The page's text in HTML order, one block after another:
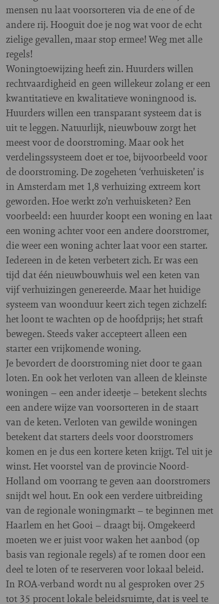
mensen nu laat voorsorteren via de ene of de
andere rij. Hooguit doe je nog wat voor de echt
zielige gevallen, maar stop ermee! Weg met alle
regels!
Woningtoewijzing heeft zin. Huurders willen
rechtvaardigheid en geen willekeur zolang er een
kwantitatieve en kwalitatieve woningnood is.
Huurders willen een transparant systeem dat is
uit te leggen. Natuurlijk, nieuwbouw zorgt het
meest voor de doorstroming. Maar ook het
verdelingssysteem doet er toe, bijvoorbeeld voor
de doorstroming. De zogeheten ‘verhuisketen’ is
in Amsterdam met 1,8 verhuizing extreem kort
geworden. Hoe werkt zo’n verhuisketen? Een
voorbeeld: een huurder koopt een woning en laat
een woning achter voor een andere doorstromer,
die weer een woning achter laat voor een starter.
Iedereen in de keten verbetert zich. Er was een
tijd dat één nieuwbouwhuis wel een keten van
vijf verhuizingen genereerde. Maar het huidige
systeem van woonduur keert zich tegen zichzelf:
het loont te wachten op de hoofdprijs; het straft
bewegen. Steeds vaker accepteert alleen een
starter een vrijkomende woning.
Je bevordert de doorstroming niet door te gaan
loten. En ook het verloten van alleen de kleinste
woningen – een ander ideetje – betekent slechts
een andere wijze van voorsorteren in de staart
van de keten. Verloten van gewilde woningen
betekent dat starters deels voor doorstromers
komen en je dus een kortere keten krijgt. Tel uit je
winst. Het voorstel van de provincie Noord-
Holland om voorrang te geven aan doorstromers
snijdt wel hout. En ook een verdere uitbreiding
van de regionale woningmarkt – te beginnen met
Haarlem en het Gooi – draagt bij. Omgekeerd
moeten we er juist voor waken het aanbod (op
basis van regionale regels) af te romen door een
deel te loten of te reserveren voor lokaal beleid.
In ROA-verband wordt nu al gesproken over 25
tot 35 procent lokale beleidsruimte, dat is veel te